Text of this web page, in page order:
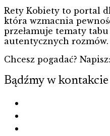
Rety Kobiety to portal
która wzmacnia
przełamuje tematy
autentycznych rozmów.
Chcesz pogadać?
Bądźmy w kontakcie